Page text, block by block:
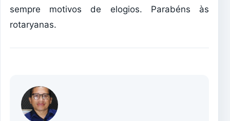
sempre motivos de elogios. Parabéns às
rotaryanas.